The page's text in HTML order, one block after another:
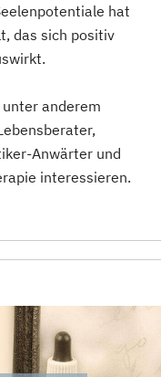
hat
das sich positiv
anderem
Anwärter und
interessieren.